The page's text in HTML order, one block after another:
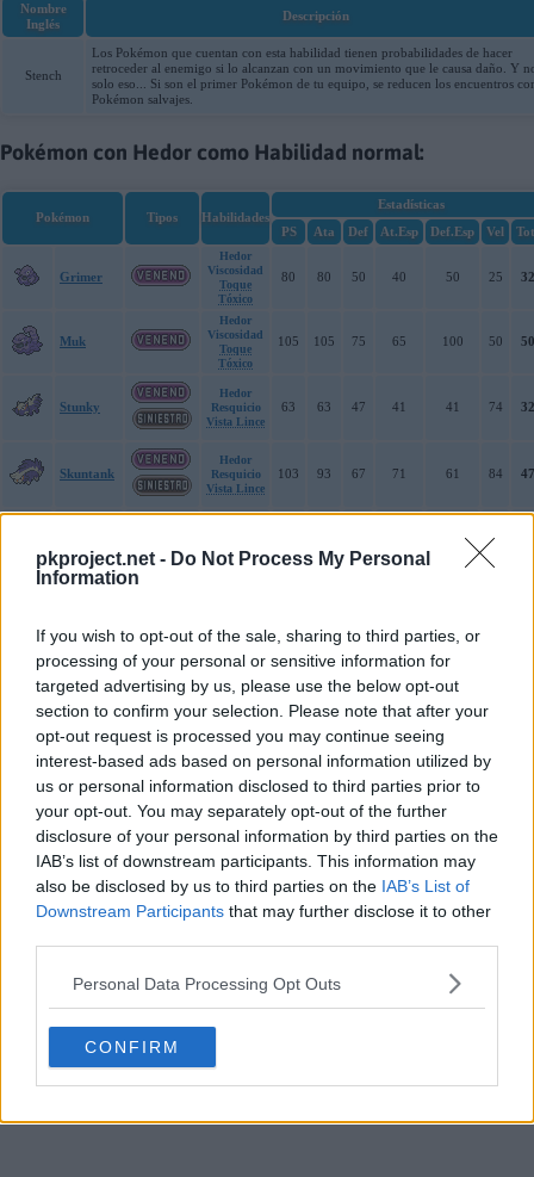
pkproject.net - Do Not Process My Personal
Information
If you wish to opt-out of the sale, sharing to third parties, or
processing of your personal or sensitive information for
targeted advertising by us, please use the below opt-out
section to confirm your selection. Please note that after your
opt-out request is processed you may continue seeing
interest-based ads based on personal information utilized by
us or personal information disclosed to third parties prior to
your opt-out. You may separately opt-out of the further
disclosure of your personal information by third parties on the
IAB’s list of downstream participants. This information may
also be disclosed by us to third parties on the IAB’s List of
Downstream Participants that may further disclose it to other
Personal Data Processing Opt Outs
CONFIRM
Nombre
Inglés
Descripción
Stench
Los Pokémon que cuentan con esta habilidad tienen probabilidades de hacer
retroceder al enemigo si lo alcanzan con un movimiento que le causa daño. Y
solo eso... Si son el primer Pokémon de tu equipo, se reducen los encuentros
Pokémon salvajes.
Pokémon con Hedor como Habilidad normal:
Pokémon Tipos Habilidades
Estadísticas
PS
Ata Def At.Esp Def.Esp Vel
Grimer
Hedor
Viscosidad
Toque
Tóxico
80 80 50 40 50 25
Muk
Hedor
Viscosidad
Toque
Tóxico
105 105 75 65 100 50
Stunky
Hedor
Resquicio
Vista Lince
63 63 47 41 41 74
Skuntank
Hedor
Resquicio
Vista Lince
103 93 67 71 61 84
Resquicio
65
Pokémon con Hedor como Habilidad Oculta:
Pokémon Tipos Habilidades
Estadísticas
PS
Ata Def At.Esp Def.Esp
Gloom
Clorofila
60 65 70 85 75
Cache: off | Queries: 50 | Generation time: 28ms